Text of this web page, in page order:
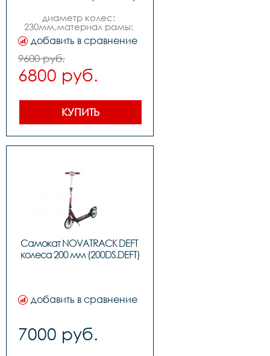
диаметр колес:
230мм,материал рамы:
алюминий,пол: для
мальчиковдля
девочек,подшипники:
abec-7,грузоподъёмность:
100кг,материал колес:
полиуретан,место
тормоз,вес: 4,5 кг,возраст:
6
добавить в сравнение
9600 руб.
6800 руб.
КУПИТЬ
Самокат NOVATRACK DEFT
колеса 200 мм (200DS.DEFT)
добавить в сравнение
7000 руб.